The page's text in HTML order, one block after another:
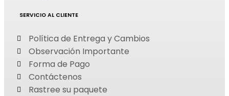
SERVICIO AL CLIENTE
Política de Entrega y Cambios
Observación Importante
Forma de Pago
Contáctenos
Rastree su paquete